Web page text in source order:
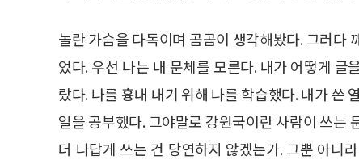
놀란 가슴을 다독이며 곰곰이 생각해봤다. 그러다
었다. 우선 나는 내 문체를 모른다. 내가 어떻게
랐다. 나를 흉내 내기 위해 나를 학습했다. 내가 쓴
일을 공부했다. 그야말로 강원국이란 사람이 쓰는
더 나답게 쓰는 건 당연하지 않겠는가. 그뿐 아니